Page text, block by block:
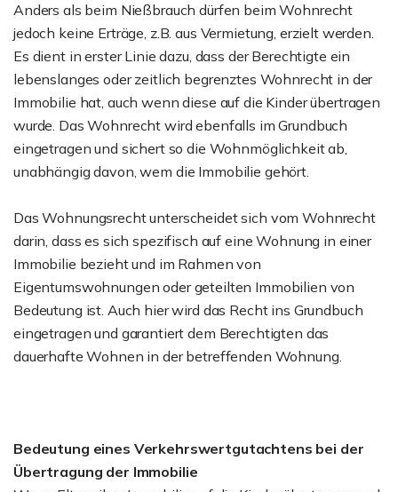
Anders als beim Nießbrauch dürfen beim Wohnrecht
jedoch keine Erträge, z.B. aus Vermietung, erzielt werden.
Es dient in erster Linie dazu, dass der Berechtigte ein
lebenslanges oder zeitlich begrenztes Wohnrecht in der
Immobilie hat, auch wenn diese auf die Kinder übertragen
wurde. Das Wohnrecht wird ebenfalls im Grundbuch
eingetragen und sichert so die Wohnmöglichkeit ab,
unabhängig davon, wem die Immobilie gehört.
Das Wohnungsrecht unterscheidet sich vom Wohnrecht
darin, dass es sich spezifisch auf eine Wohnung in einer
Immobilie bezieht und im Rahmen von
Eigentumswohnungen oder geteilten Immobilien von
Bedeutung ist. Auch hier wird das Recht ins Grundbuch
eingetragen und garantiert dem Berechtigten das
dauerhafte Wohnen in der betreffenden Wohnung.
Bedeutung eines Verkehrswertgutachtens bei der
Übertragung der Immobilie